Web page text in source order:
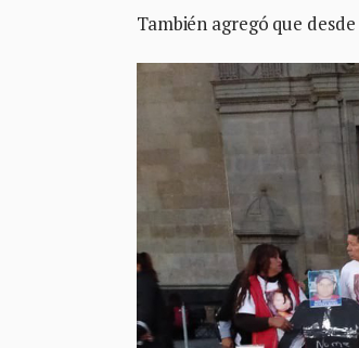
También agregó que